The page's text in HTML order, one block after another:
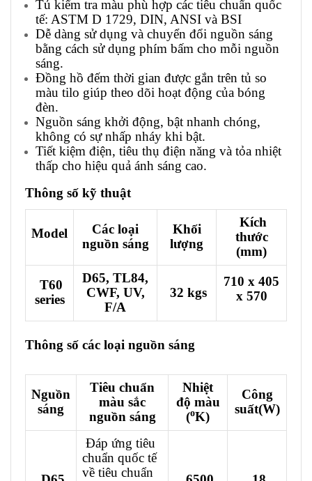
Tủ kiểm tra màu phù hợp các tiêu chuẩn quốc
tế: ASTM D 1729, DIN, ANSI và BSI
Dễ dàng sử dụng và chuyển đổi nguồn sáng
bằng cách sử dụng phím bấm cho mỗi nguồn
sáng.
Đồng hồ đếm thời gian được gắn trên tủ so
màu tilo giúp theo dõi hoạt động của bóng
đèn.
Nguồn sáng khởi động, bật nhanh chóng,
không có sự nhấp nháy khi bật.
Tiết kiệm điện, tiêu thụ điện năng và tỏa nhiệt
thấp cho hiệu quả ánh sáng cao.
Thông số kỹ thuật
Model
Các loại
nguồn sáng
Khối
lượng
Kích
thước
(mm)
T60
series
D65, TL84,
CWF, UV,
F/A
32 kgs
710 x 405
x 570
Thông số các loại nguồn sáng
Nguồn
sáng
Tiêu chuẩn
màu sắc
nguồn sáng
Nhiệt
độ màu
(oK)
Công
suất(W)
Đáp ứng tiêu
chuẩn quốc tế
về tiêu chuẩn